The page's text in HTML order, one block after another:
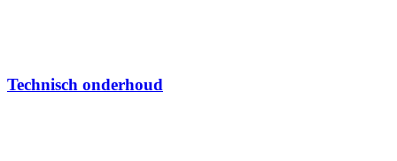
Technisch onderhoud